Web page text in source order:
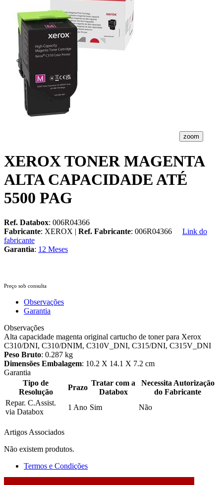
zoom
XEROX TONER MAGENTA
ALTA CAPACIDADE ATÉ
5500 PAG
Ref. Databox: 006R04366
Fabricante: XEROX | Ref. Fabricante: 006R04366
Link do
fabricante
Garantia: 12 Meses
Preço sob consulta
Observações
Garantia
Observações
Alta capacidade magenta original cartucho de toner para Xerox
C310/DNI, C310/DNIM, C310V_DNI, C315/DNI, C315V_DNI
Peso Bruto: 0.287 kg
Dimensões Embalagem: 10.2 X 14.1 X 7.2 cm
Garantia
Tipo de
Resolução
Prazo
Tratar com a
Databox
Necessita Autorização
do Fabricante
Repar. C.Assist.
via Databox
1 Ano Sim Não
Artigos Associados
Não existem produtos.
Termos e Condições